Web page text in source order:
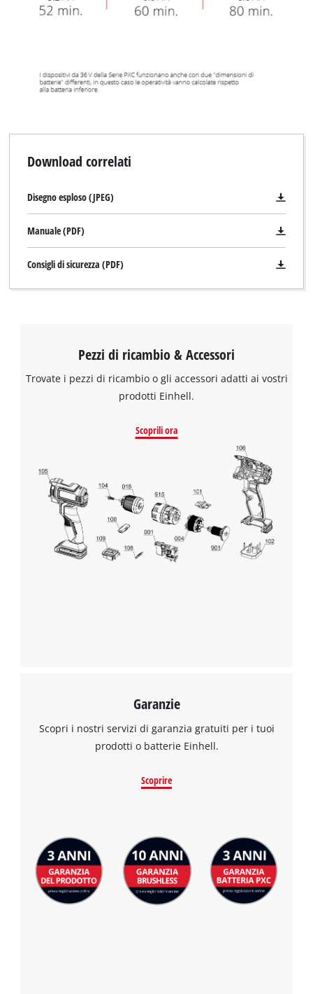
Download correlati
Disegno esploso (JPEG)
Manuale (PDF)
Consigli di sicurezza (PDF)
Pezzi di ricambio & Accessori
Trovate i pezzi di ricambio o gli accessori adatti ai vostri
prodotti Einhell.
Scoprili ora
Garanzie
Scopri i nostri servizi di garanzia gratuiti per i tuoi
prodotti o batterie Einhell.
Scoprire